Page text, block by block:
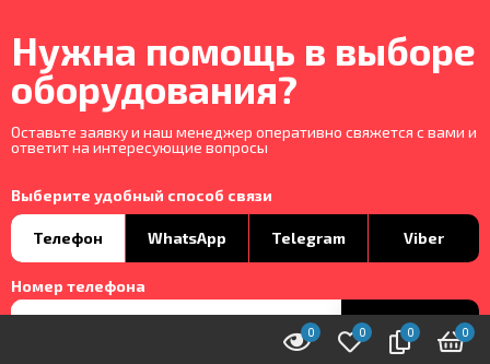
Нужна помощь в выборе
оборудования?
Оставьте заявку и наш менеджер оперативно свяжется с вами и
ответит на интересующие вопросы
Выберите удобный способ связи
Телефон WhatsApp Telegram Viber
Номер телефона
Отправить
0 0 0 0